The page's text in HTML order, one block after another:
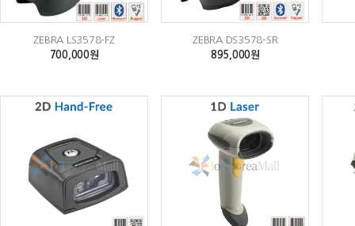
ZEBRA LS3578-FZ
700,000원
ZEBRA DS3578-SR
895,000원